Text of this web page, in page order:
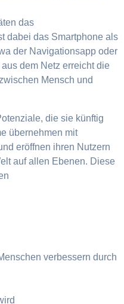
das
dabei das Smartphone als
der Navigationsapp oder
dem Netz erreicht die
Mensch und
die sie künftig
übernehmen mit
eröffnen ihren Nutzern
auf allen Ebenen. Diese
verbessern durch